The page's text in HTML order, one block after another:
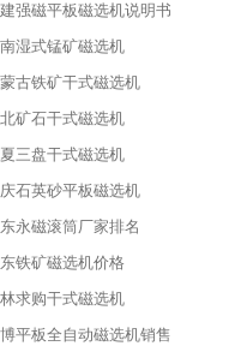
强磁平板磁选机说明书
湿式锰矿磁选机
古铁矿干式磁选机
矿石干式磁选机
三盘干式磁选机
石英砂平板磁选机
永磁滚筒厂家排名
铁矿磁选机价格
求购干式磁选机
平板全自动磁选机销售